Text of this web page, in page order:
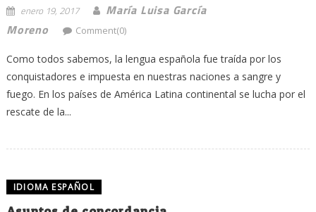
enero 19, 2017
María Luisa García
Moreno
Comment(0)
Como todos sabemos, la lengua española fue traída por los
conquistadores e impuesta en nuestras naciones a sangre y
fuego. En los países de América Latina continental se lucha por el
rescate de la...
IDIOMA ESPAÑOL